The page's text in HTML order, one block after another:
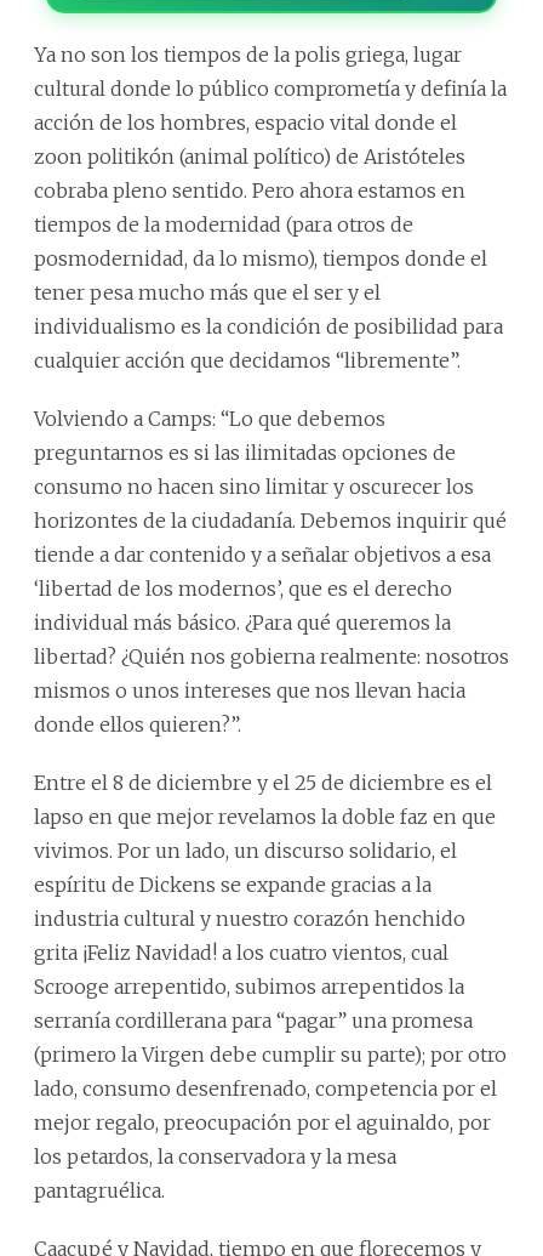
Ya no son los tiempos de la polis griega, lugar
cultural donde lo público comprometía y definía la
acción de los hombres, espacio vital donde el
zoon politikón (animal político) de Aristóteles
cobraba pleno sentido. Pero ahora estamos en
tiempos de la modernidad (para otros de
posmodernidad, da lo mismo), tiempos donde el
tener pesa mucho más que el ser y el
individualismo es la condición de posibilidad para
cualquier acción que decidamos “libremente”.
Volviendo a Camps: “Lo que debemos
preguntarnos es si las ilimitadas opciones de
consumo no hacen sino limitar y oscurecer los
horizontes de la ciudadanía. Debemos inquirir qué
tiende a dar contenido y a señalar objetivos a esa
‘libertad de los modernos’, que es el derecho
individual más básico. ¿Para qué queremos la
libertad? ¿Quién nos gobierna realmente: nosotros
mismos o unos intereses que nos llevan hacia
donde ellos quieren?”.
Entre el 8 de diciembre y el 25 de diciembre es el
lapso en que mejor revelamos la doble faz en que
vivimos. Por un lado, un discurso solidario, el
espíritu de Dickens se expande gracias a la
industria cultural y nuestro corazón henchido
grita ¡Feliz Navidad! a los cuatro vientos, cual
Scrooge arrepentido, subimos arrepentidos la
serranía cordillerana para “pagar” una promesa
(primero la Virgen debe cumplir su parte); por otro
lado, consumo desenfrenado, competencia por el
mejor regalo, preocupación por el aguinaldo, por
los petardos, la conservadora y la mesa
pantagruélica.
Caacupé y Navidad, tiempo en que florecemos y